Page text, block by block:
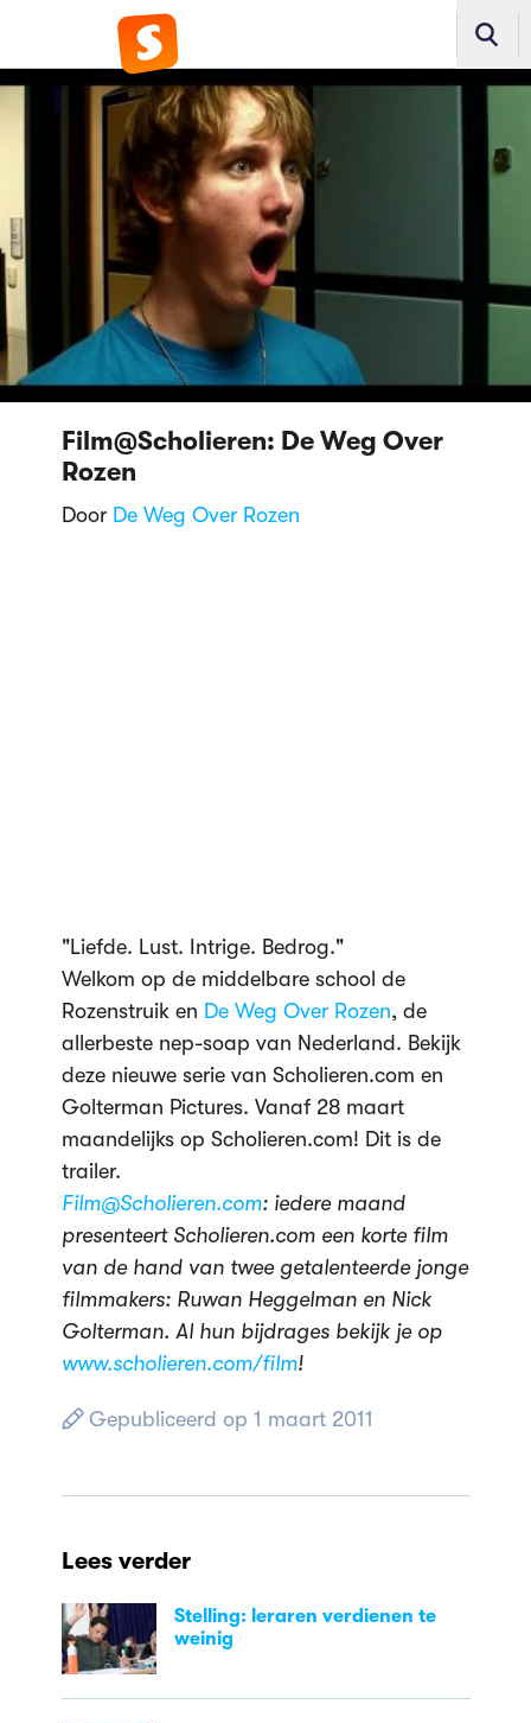
Film@Scholieren: De Weg Over
Rozen
Door De Weg Over Rozen
"Liefde. Lust. Intrige. Bedrog."
Welkom op de middelbare school de
Rozenstruik en De Weg Over Rozen, de
allerbeste nep-soap van Nederland. Bekijk
deze nieuwe serie van Scholieren.com en
Golterman Pictures. Vanaf 28 maart
maandelijks op Scholieren.com! Dit is de
trailer.
Film@Scholieren.com: iedere maand
presenteert Scholieren.com een korte film
van de hand van twee getalenteerde jonge
filmmakers: Ruwan Heggelman en Nick
Golterman. Al hun bijdrages bekijk je op
www.scholieren.com/film!
Gepubliceerd op 1 maart 2011
Lees verder
Stelling: leraren verdienen te
weinig